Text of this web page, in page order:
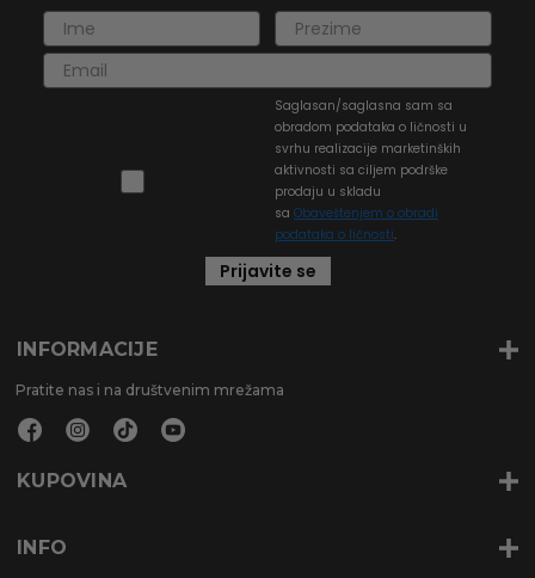
Saglasan/saglasna sam sa
obradom podataka o ličnosti u
svrhu realizacije marketinških
aktivnosti sa ciljem podrške
prodaju u skladu
sa Obaveštenjem o obradi
podataka o ličnosti.
Prijavite se
INFORMACIJE
Pratite nas i na društvenim mrežama
KUPOVINA
INFO